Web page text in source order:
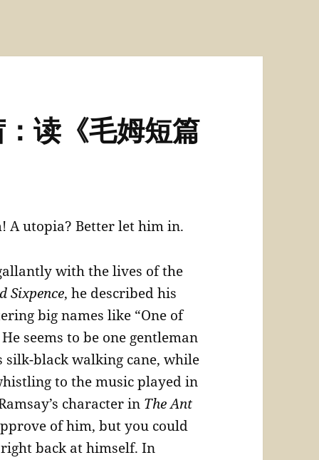
读《毛姆短篇
A utopia? Better let him in.
with the lives of the
Sixpence, he described his
big names like “One of
seems to be one gentleman
black walking cane, while
to the music played in
character in The Ant
of him, but you could
back at himself. In